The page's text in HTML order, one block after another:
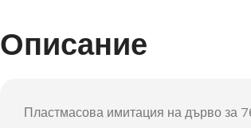
Описание
Пластмасова имитация на дърво за